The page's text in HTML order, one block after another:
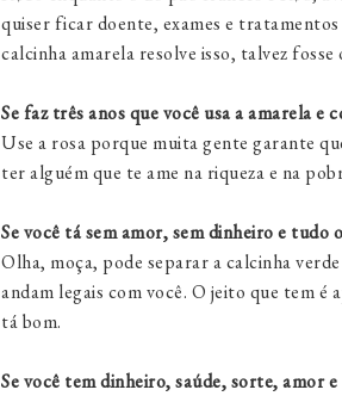
quiser ficar doente, exames e
calcinha amarela resolve isso, talvez
Se faz três anos que você usa a amarela e
Use a rosa porque muita gente garante
ter alguém que te ame na riqueza e na
Se você tá sem amor, sem dinheiro e tudo
Olha, moça, pode separar a calcinha
andam legais com você. O jeito que tem
tá bom.
Se você tem dinheiro, saúde, sorte, amor